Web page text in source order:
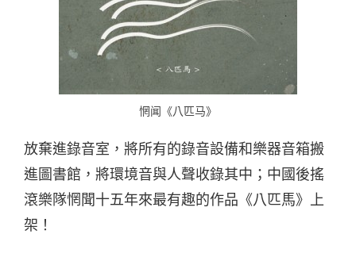
惘闻《八匹马》
放棄進錄音室，將所有的錄音設備和樂器音箱搬
進圖書館，將環境音與人聲收錄其中；中國後搖
滾樂隊惘聞十五年來最有趣的作品《八匹馬》上
架！